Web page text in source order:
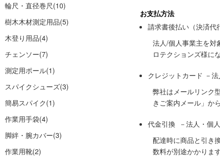
輪尺・直径巻尺(10)
樹木木材測定用品(5)
木登り用品(4)
チェンソー(7)
測定用ポール(1)
スパイクシューズ(3)
簡易スパイク(1)
作業用手袋(4)
脚絆・腕カバー(3)
作業用靴(2)
お支払方法
請求書後払い（決済代
法人/個人事業主を対
ロテクションズ様に
クレジットカード －
弊社はメールリンク
きご案内メール」か
代金引換 －法人・個
配達時に商品と引き
数料が別途かかりま